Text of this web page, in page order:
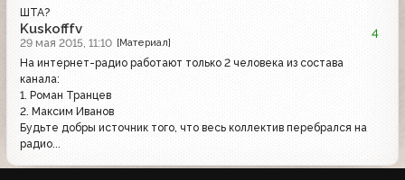
ШТА?
Kuskofffv
29 мая 2015, 11:10 [Материал]
4
На интернет-радио работают только 2 человека из состава
канала:
1. Роман Транцев
2. Максим Иванов
Будьте добры источник того, что весь коллектив перебрался на
радио...